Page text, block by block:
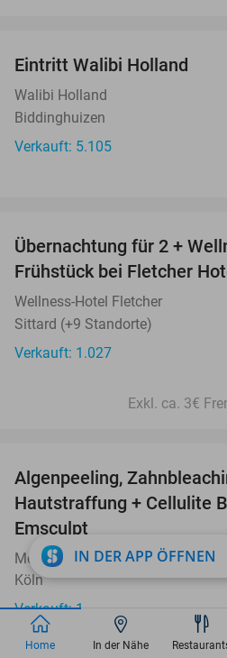
Eintritt Walibi Holland
Walibi Holland
Biddinghuizen
Verkauft: 5.105
Übernachtung für 2 +
Frühstück bei Fletcher
Wellness-Hotel Fletcher
Sittard (+9 Standorte)
Verkauft: 1.027
Exkl. ca. 3€
Algenpeeling,
Hautstraffung + Cellulite
Emsculpt
MeBeauty
Köln
Verkauft: 1
IN DER APP ÖFFNEN
Home In der Nähe